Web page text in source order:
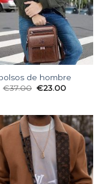
de hombre
€37.00 €23.00